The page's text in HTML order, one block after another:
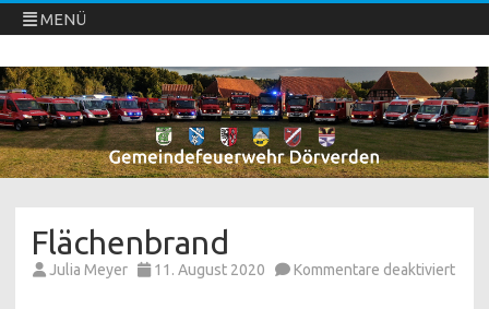
MENÜ
Freiwillige Feuerwehren Dörverden
Direkt
zum
Inhalt
springen
Flächenbrand
Julia Meyer 11. August 2020 Kommentare deaktiviertfür